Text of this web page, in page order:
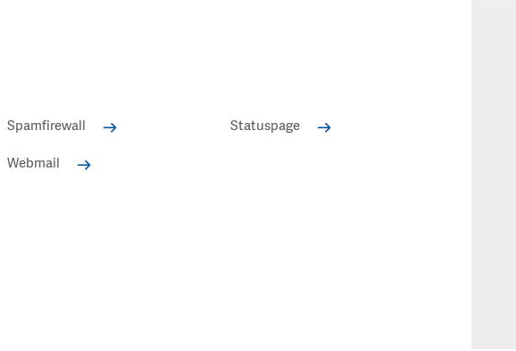
Spamfirewall
Webmail
Statuspage